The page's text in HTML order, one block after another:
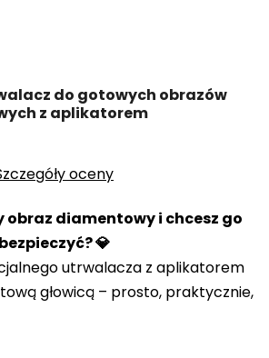
obraz diamentowy i chcesz go
💎
utrwalacza z aplikatorem
głowicą – prosto, praktycznie,
do gotowych obrazów
z aplikatorem
oceny